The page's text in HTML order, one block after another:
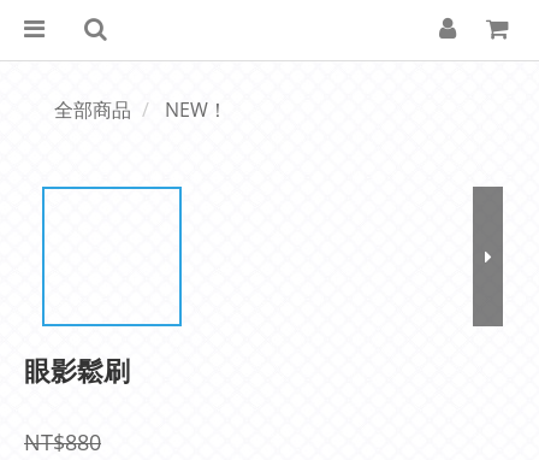
全部商品 NEW！
眼影鬆刷
NT$880